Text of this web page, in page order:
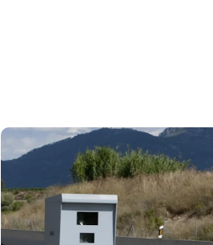
Ubicación de todos los radares
19 de agosto de 2021
Aquí tienes un listado con la
radares fijos y de tramo situados en